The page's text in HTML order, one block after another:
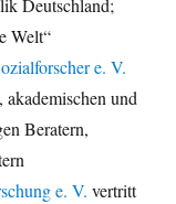
Deutschland;
Welt“
e. V.
und
Beratern,
e. V. vertritt